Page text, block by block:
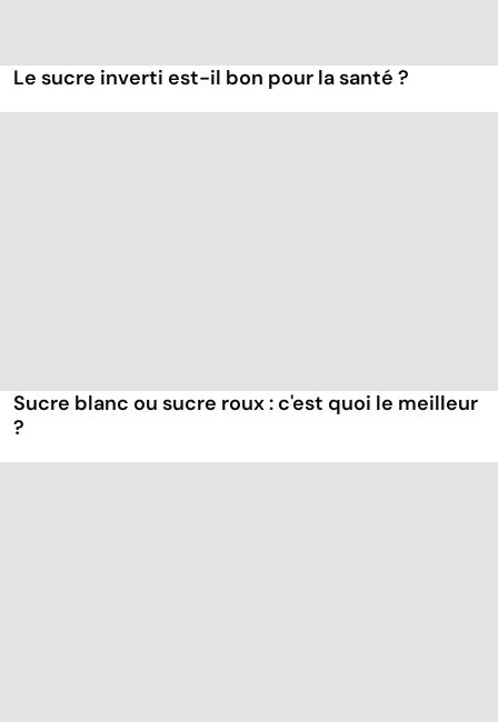
Le sucre inverti est-il bon pour la santé ?
Sucre blanc ou sucre roux : c'est quoi le meilleur
?